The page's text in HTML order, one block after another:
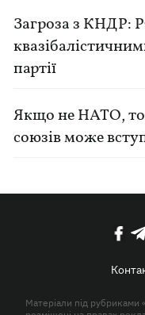
Загроза з КНДР:
партії
Якщо не НАТО,
союзів може
Матеріали під рубриками